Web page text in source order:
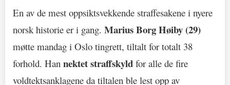
En av de mest oppsiktsvekkende straffesakene i nyere
norsk historie er i gang. Marius Borg Høiby (29)
møtte mandag i Oslo tingrett, tiltalt for totalt 38
forhold. Han nektet straffskyld for alle de fire
voldtektsanklagene da tiltalen ble lest opp av